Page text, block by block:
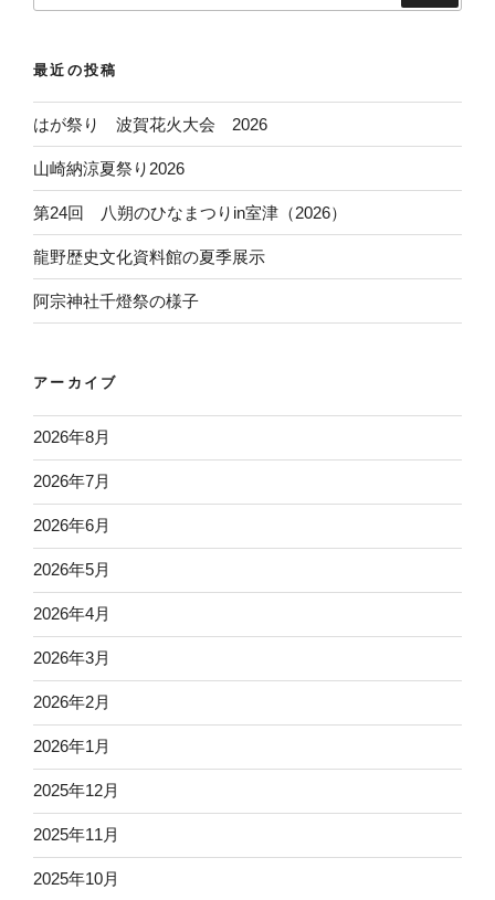
最近の投稿
はが祭り 波賀花火大会 2026
山崎納涼夏祭り2026
第24回 八朔のひなまつりin室津（2026）
龍野歴史文化資料館の夏季展示
阿宗神社千燈祭の様子
アーカイブ
2026年8月
2026年7月
2026年6月
2026年5月
2026年4月
2026年3月
2026年2月
2026年1月
2025年12月
2025年11月
2025年10月